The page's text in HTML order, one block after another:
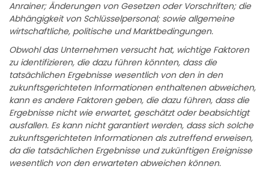
Anrainer; Änderungen von Gesetzen oder Vorschriften; die
Abhängigkeit von Schlüsselpersonal; sowie allgemeine
wirtschaftliche, politische und Marktbedingungen.
Obwohl das Unternehmen versucht hat, wichtige Faktoren
zu identifizieren, die dazu führen könnten, dass die
tatsächlichen Ergebnisse wesentlich von den in den
zukunftsgerichteten Informationen enthaltenen abweichen,
kann es andere Faktoren geben, die dazu führen, dass die
Ergebnisse nicht wie erwartet, geschätzt oder beabsichtigt
ausfallen. Es kann nicht garantiert werden, dass sich solche
zukunftsgerichteten Informationen als zutreffend erweisen,
da die tatsächlichen Ergebnisse und zukünftigen Ereignisse
wesentlich von den erwarteten abweichen können.